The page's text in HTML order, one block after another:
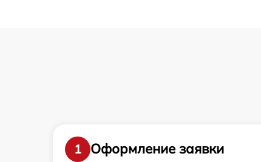
1
Оформление заявки